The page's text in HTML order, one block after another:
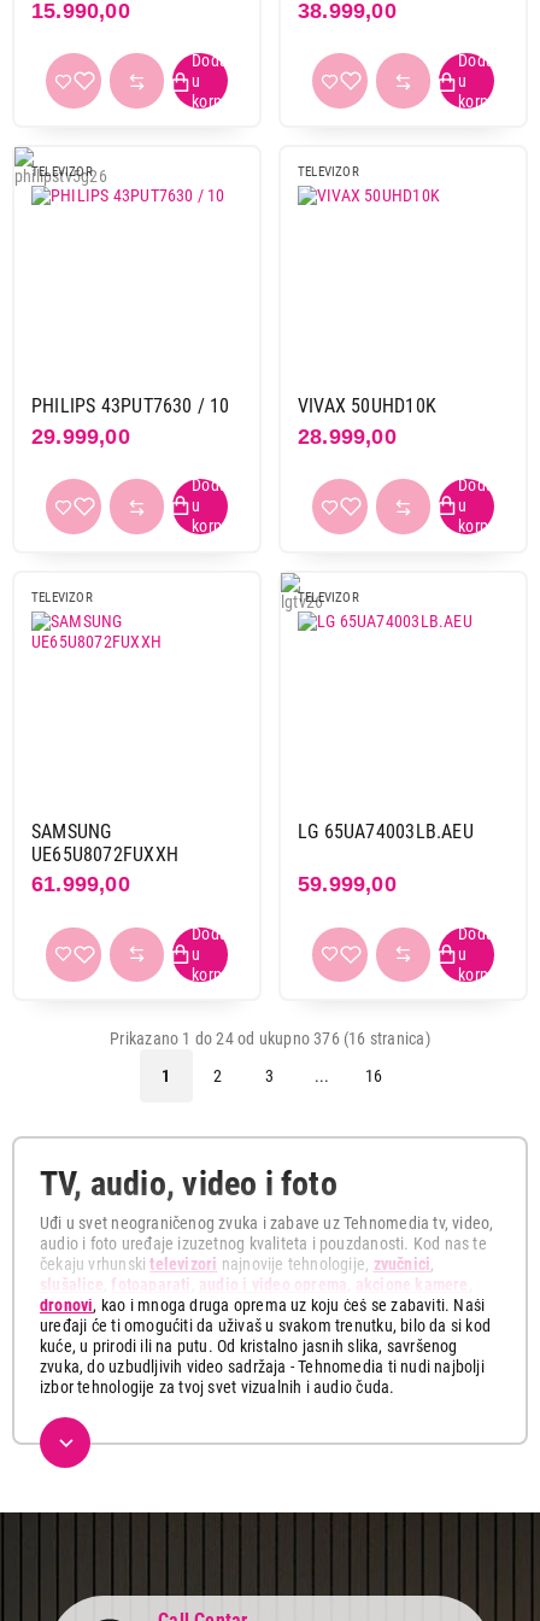
15.990,00 38.999,00
TELEVIZOR
PHILIPS 43PUT7630 / 10
29.999,00
TELEVIZOR
VIVAX 50UHD10K
28.999,00
TELEVIZOR
SAMSUNG
UE65U8072FUXXH
61.999,00
TELEVIZOR
LG 65UA74003LB.AEU
59.999,00
Prikazano 1 do 24 od ukupno 376 (16 stranica)
1
2 3 ... 16
TV, audio, video i foto
Uđi u svet neograničenog zvuka i zabave uz Tehnomedia tv, video,
audio i foto uređaje izuzetnog kvaliteta i pouzdanosti. Kod nas te
čekaju vrhunskitelevizori najnovije tehnologije, zvučnici,
slušalice ,fotoaparati audio i video oprema akcione kamere
dronovi, kao i mnoga druga oprema uz koju ćeš se zabaviti. Naši
uređaji će ti omogućiti da uživaš u svakom trenutku, bilo da si kod
kuće, u prirodi ili na putu. Od kristalno jasnih slika, savršenog
zvuka, do uzbudljivih video sadržaja - Tehnomedia ti nudi najbolji
izbor tehnologije za tvoj svet vizualnih i audio čuda.
Ovde možeš pronaći najnovije multimedijalne uređaje koji će ti
pružiti uzbudljive trenutke sa tvojim najmilijima. Istraži našu
ponudu koja obuhvata širok spektar vrhunskih televizora sa
vrhunskih zvučnika kao i kvalitetnih fotoaparata za snimanje
Gledaj svoje omiljene filmove, serije i sportske događaje sa